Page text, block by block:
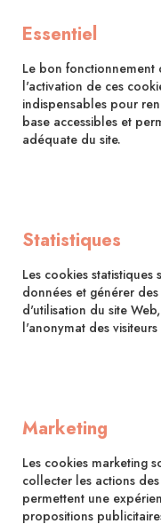
PRIX
Essentiel
Le bon
l'activation de ces
indispensables pour
base accessibles et
adéquate du site.
Statistiques
Les cookies
données et générer
d'utilisation du site
l'anonymat des
Marketing
Les cookies marketing
collecter les actions
permettent une
propositions